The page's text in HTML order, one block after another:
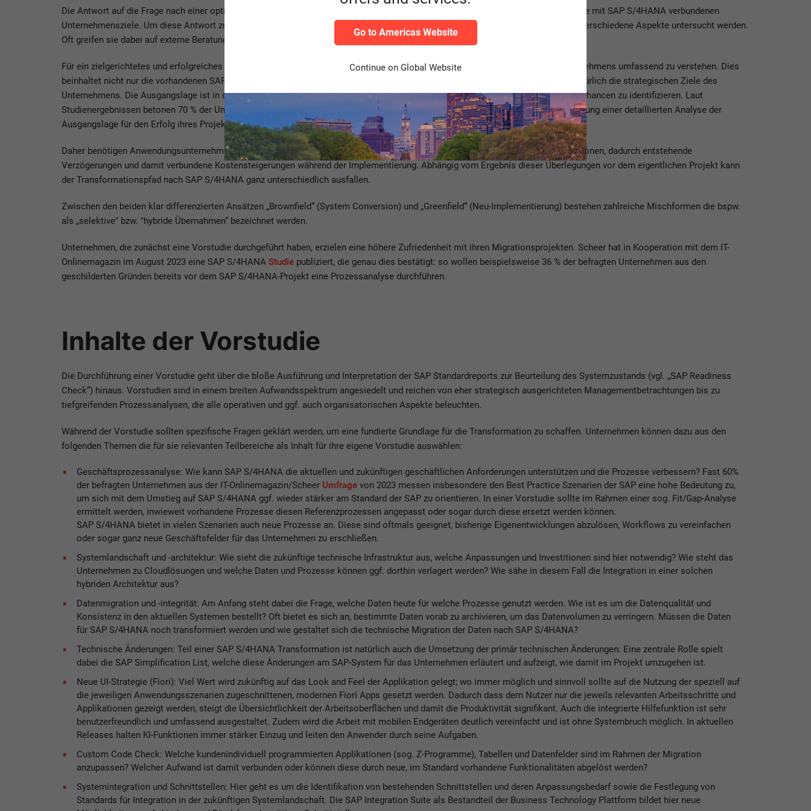
Die Antwort auf die Frage nach einer optimalen Transformationsstrategie gestaltet sich so individuell wie die Ausgangslage und die mit SAP S/4HANA verbundenen
Unternehmensziele. Um diese Antwort zu finden, setzen Unternehmen auf die Durchführung einer SAP S/4HANA Vorstudie, in der verschiedene Aspekte untersucht werden.
Oft greifen sie dabei auf externe Beratungen zurück, um deren breites Branchen- und Produkt-Knowhow zu nutzen.
Für ein zielgerichtetes und erfolgreiches SAP S/4HANA Transformationsprojekt ist es essenziell, die aktuelle Situation des Unternehmens umfassend zu verstehen. Dies
beinhaltet nicht nur die vorhandenen SAP-Systeme, sondern auch die geschäftlichen Anforderungen, die Systemarchitektur und natürlich die strategischen Ziele des
Unternehmens. Die Ausgangslage ist in der Regel komplex und erfordert eine gründliche Analyse, um mögliche Stolpersteine und Chancen zu identifizieren. Laut
Studienergebnissen betonen 70 % der Unternehmen, die bereits eine SAP S/4HANA-Transformation durchgeführt haben, die Bedeutung einer detaillierten Analyse der
Ausgangslage für den Erfolg ihres Projekts.
Daher benötigen Anwendungsunternehmen eine detaillierte Roadmap für die Transformation. Diese vermeidet unnötige Komplikationen, dadurch entstehende
Verzögerungen und damit verbundene Kostensteigerungen während der Implementierung. Abhängig vom Ergebnis dieser Überlegungen vor dem eigentlichen Projekt kann
der Transformationspfad nach SAP S/4HANA ganz unterschiedlich ausfallen.
Zwischen den beiden klar differenzierten Ansätzen „Brownfield“ (System Conversion) und „Greenfield“ (Neu-Implementierung) bestehen zahlreiche Mischformen die bspw.
als „selektive" bzw. "hybride Übernahmen“ bezeichnet werden.
Unternehmen, die zunächst eine Vorstudie durchgeführt haben, erzielen eine höhere Zufriedenheit mit ihren Migrationsprojekten. Scheer hat in Kooperation mit dem IT-
Onlinemagazin im August 2023 eine SAP S/4HANA Studie publiziert, die genau dies bestätigt: so wollen beispielsweise 36 % der befragten Unternehmen aus den
geschilderten Gründen bereits vor dem SAP S/4HANA-Projekt eine Prozessanalyse durchführen.
Inhalte der Vorstudie
Die Durchführung einer Vorstudie geht über die bloße Ausführung und Interpretation der SAP Standardreports zur Beurteilung des Systemzustands (vgl. „SAP Readiness
Check“) hinaus. Vorstudien sind in einem breiten Aufwandsspektrum angesiedelt und reichen von eher strategisch ausgerichteten Managementbetrachtungen bis zu
tiefgreifenden Prozessanalysen, die alle operativen und ggf. auch organisatorischen Aspekte beleuchten.
Während der Vorstudie sollten spezifische Fragen geklärt werden, um eine fundierte Grundlage für die Transformation zu schaffen. Unternehmen können dazu aus den
folgenden Themen die für sie relevanten Teilbereiche als Inhalt für ihre eigene Vorstudie auswählen:
Geschäftsprozessanalyse: Wie kann SAP S/4HANA die aktuellen und zukünftigen geschäftlichen Anforderungen unterstützen und die Prozesse verbessern? Fast 60%
der befragten Unternehmen aus der IT-Onlinemagazin/Scheer Umfrage von 2023 messen insbesondere den Best Practice Szenarien der SAP eine hohe Bedeutung zu,
um sich mit dem Umstieg auf SAP S/4HANA ggf. wieder stärker am Standard der SAP zu orientieren. In einer Vorstudie sollte im Rahmen einer sog. Fit/Gap-Analyse
ermittelt werden, inwieweit vorhandene Prozesse diesen Referenzprozessen angepasst oder sogar durch diese ersetzt werden können.
SAP S/4HANA bietet in vielen Szenarien auch neue Prozesse an. Diese sind oftmals geeignet, bisherige Eigenentwicklungen abzulösen, Workflows zu vereinfachen
oder sogar ganz neue Geschäftsfelder für das Unternehmen zu erschließen.
Systemlandschaft und -architektur: Wie sieht die zukünftige technische Infrastruktur aus, welche Anpassungen und Investitionen sind hier notwendig? Wie steht das
Unternehmen zu Cloudlösungen und welche Daten und Prozesse können ggf. dorthin verlagert werden? Wie sähe in diesem Fall die Integration in einer solchen
hybriden Architektur aus?
Datenmigration und -integrität: Am Anfang steht dabei die Frage, welche Daten heute für welche Prozesse genutzt werden. Wie ist es um die Datenqualität und
Konsistenz in den aktuellen Systemen bestellt? Oft bietet es sich an, bestimmte Daten vorab zu archivieren, um das Datenvolumen zu verringern. Müssen die Daten
für SAP S/4HANA noch transformiert werden und wie gestaltet sich die technische Migration der Daten nach SAP S/4HANA?
Technische Änderungen: Teil einer SAP S/4HANA Transformation ist natürlich auch die Umsetzung der primär technischen Änderungen: Eine zentrale Rolle spielt
dabei die SAP Simplification List, welche diese Änderungen am SAP-System für das Unternehmen erläutert und aufzeigt, wie damit im Projekt umzugehen ist.
Neue UI-Strategie (Fiori): Viel Wert wird zukünftig auf das Look and Feel der Applikation gelegt; wo immer möglich und sinnvoll sollte auf die Nutzung der speziell auf
die jeweiligen Anwendungsszenarien zugeschnittenen, modernen Fiori Apps gesetzt werden. Dadurch dass dem Nutzer nur die jeweils relevanten Arbeitsschritte und
Applikationen gezeigt werden, steigt die Übersichtlichkeit der Arbeitsoberflächen und damit die Produktivität signifikant. Auch die integrierte Hilfefunktion ist sehr
benutzerfreundlich und umfassend ausgestaltet. Zudem wird die Arbeit mit mobilen Endgeräten deutlich vereinfacht und ist ohne Systembruch möglich. In aktuellen
Releases halten KI-Funktionen immer stärker Einzug und leiten den Anwender durch seine Aufgaben.
Custom Code Check: Welche kundenindividuell programmierten Applikationen (sog. Z-Programme), Tabellen und Datenfelder sind im Rahmen der Migration
anzupassen? Welcher Aufwand ist damit verbunden oder können diese durch neue, im Standard vorhandene Funktionalitäten abgelöst werden?
Systemintegration und Schnittstellen: Hier geht es um die Identifikation von bestehenden Schnittstellen und deren Anpassungsbedarf sowie die Festlegung von
Standards für Integration in der zukünftigen Systemlandschaft. Die SAP Integration Suite als Bestandteil der Business Technology Plattform bildet hier neue
Go to Americas Website
Continue on Global Website